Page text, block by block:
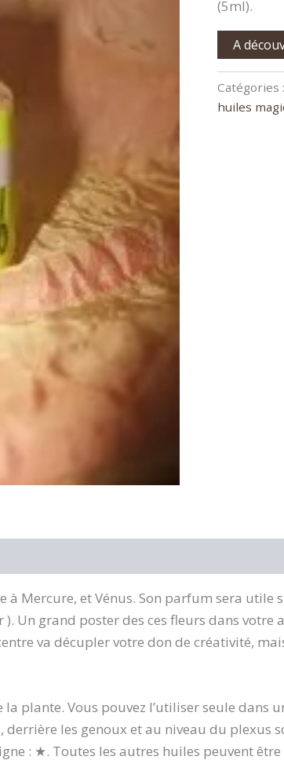
(5ml).
A
Catégories :
huiles
à Mercure, et Vénus. Son parfum sera
Un grand poster des ces fleurs dans
va décupler votre don de créativité,
la plante. Vous pouvez l’utiliser seule
les genoux et au niveau du
: ★. Toutes les autres huiles peuvent